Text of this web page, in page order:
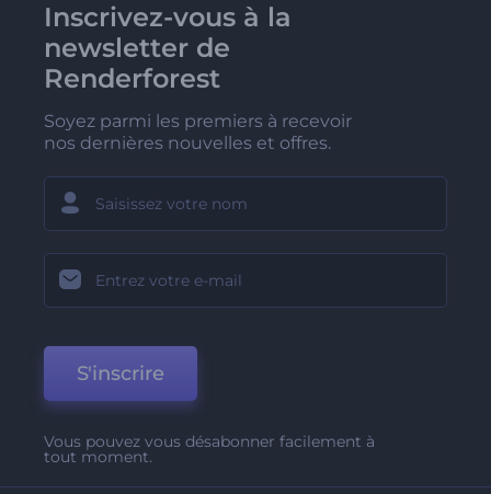
Inscrivez-vous à la
newsletter de
Renderforest
Soyez parmi les premiers à recevoir
nos dernières nouvelles et offres.
S'inscrire
Vous pouvez vous désabonner facilement à
tout moment.